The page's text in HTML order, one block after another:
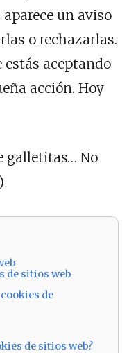
un aviso
o rechazarlas.
estás aceptando
acción. Hoy
galletitas… No
de sitios web
de
de sitios web?